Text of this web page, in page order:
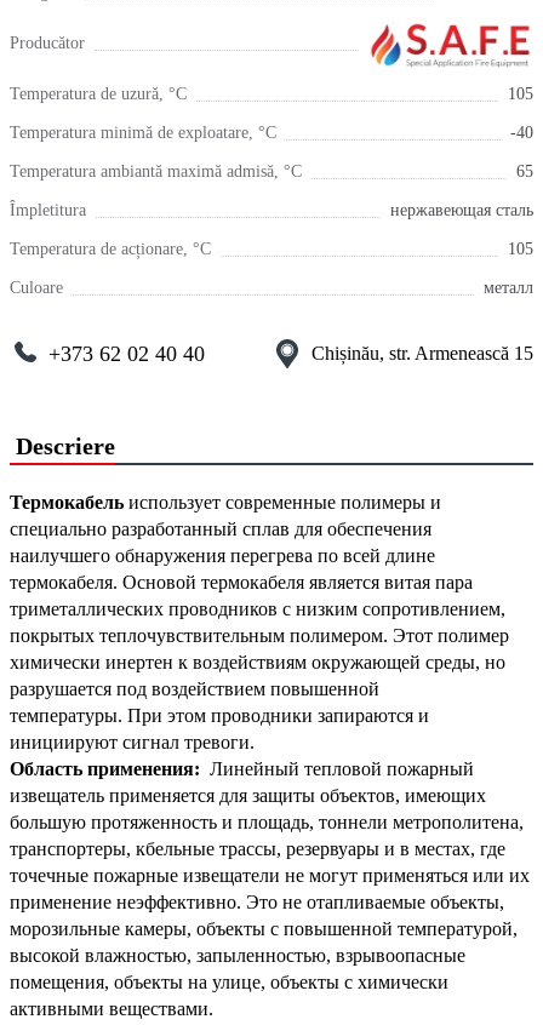
Producător
Temperatura de uzură, °С 105
Temperatura minimă de exploatare, °С -40
Temperatura ambiantă maximă admisă, °С 65
Împletitura нержавеющая сталь
Temperatura de acționare, °С 105
Culoare металл
+373 62 02 40 40 Chișinău, str. Armenească 15
Descriere
Термокабель использует современные полимеры и
специально разработанный сплав для обеспечения
наилучшего обнаружения перегрева по всей длине
термокабеля. Основой термокабеля является витая пара
триметаллических проводников с низким сопротивлением,
покрытых теплочувствительным полимером. Этот полимер
химически инертен к воздействиям окружающей среды, но
разрушается под воздействием повышенной
температуры. При этом проводники запираются и
инициируют сигнал тревоги.
Область применения: Линейный тепловой пожарный
извещатель применяется для защиты объектов, имеющих
большую протяженность и площадь, тоннели метрополитена,
транспортеры, кбельные трассы, резервуары и в местах, где
точечные пожарные извещатели не могут применяться или их
применение неэффективно. Это не отапливаемые объекты,
морозильные камеры, объекты с повышенной температурой,
высокой влажностью, запыленностью, взрывоопасные
помещения, объекты на улице, объекты с химически
активными веществами.